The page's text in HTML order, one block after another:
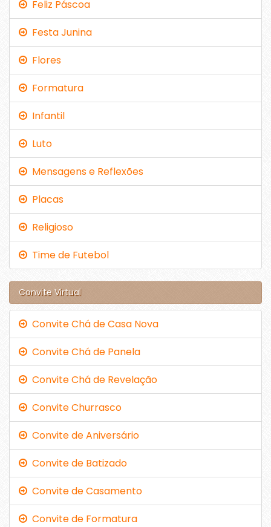
Feliz Páscoa
Festa Junina
Flores
Formatura
Infantil
Luto
Mensagens e Reflexões
Placas
Religioso
Time de Futebol
Convite Virtual
Convite Chá de Casa Nova
Convite Chá de Panela
Convite Chá de Revelação
Convite Churrasco
Convite de Aniversário
Convite de Batizado
Convite de Casamento
Convite de Formatura